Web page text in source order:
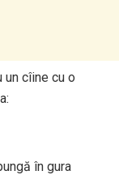
un cîine cu o
în gura